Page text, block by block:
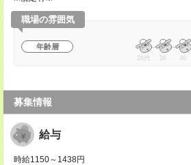
職場の雰囲気
年齢層
20代 30 40
募集情報
給与
時給1150～1438円